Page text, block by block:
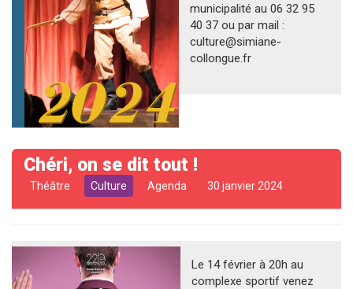
municipalité au 06 32 95
40 37 ou par mail :
culture@simiane-
collongue.fr
Chéri, on se dit tout !
Théâtre Culture Agenda 30 janvier 2024
Le 14 février à 20h au
complexe sportif venez